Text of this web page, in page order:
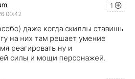
1
00:42
даже когда скиллы ставишь
на них там решает умение
реагировать ну и
силы и мощи персонажей.